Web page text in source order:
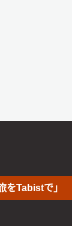
をTabistで」